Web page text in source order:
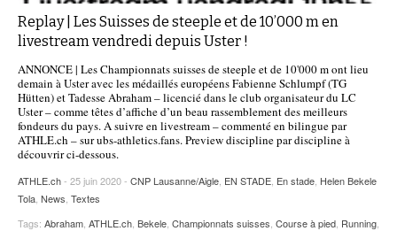
Replay | Les Suisses de steeple et de 10’000 m en
livestream vendredi depuis Uster !
ANNONCE | Les Championnats suisses de steeple et de 10'000 m ont lieu
demain à Uster avec les médaillés européens Fabienne Schlumpf (TG
Hütten) et Tadesse Abraham – licencié dans le club organisateur du LC
Uster – comme têtes d’affiche d’un beau rassemblement des meilleurs
fondeurs du pays. A suivre en livestream – commenté en bilingue par
ATHLE.ch – sur ubs-athletics.fans. Preview discipline par discipline à
découvrir ci-dessous.
ATHLE.ch- 25 juin 2020 - CNP Lausanne/Aigle EN STADE En stade Helen Bekele
Tola News Textes
Tags: Abraham ATHLE.ch Bekele Championnats suisses Course à pied Running